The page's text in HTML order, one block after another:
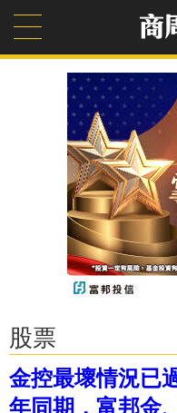
股票
金控最壞情況已
年同期，富邦金